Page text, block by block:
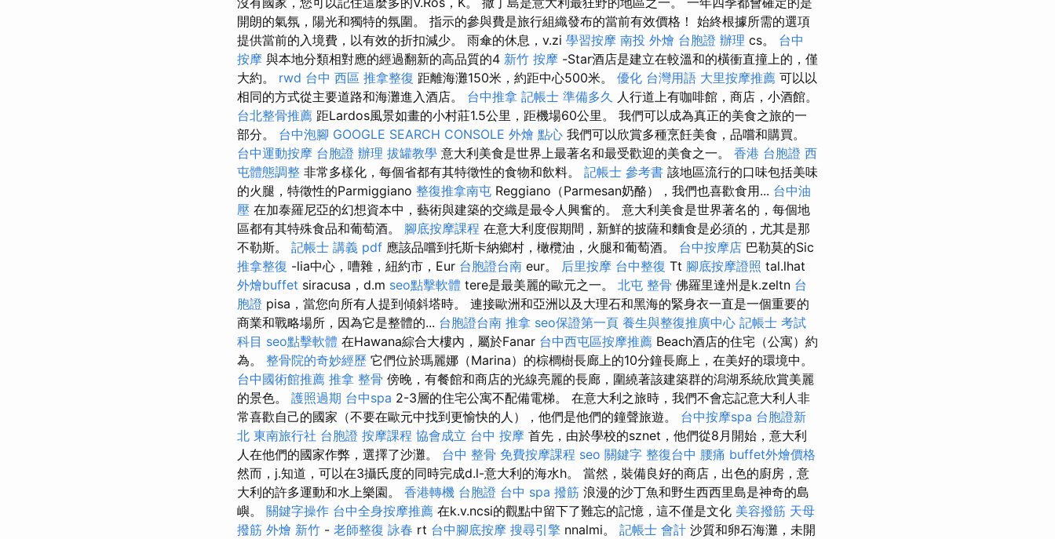
開朗的氣氛，陽光和獨特的氛圍。 指示的參與費是旅行組織發布的當前有效價格！ 始終根據所需的選項
提供當前的入境費，以有效的折扣減少。 雨傘的休息，v.zi 學習按摩 南投 外燴 台胞證 辦理 cs。 台中
按摩 與本地分類相對應的經過翻新的高品質的4 新竹 按摩 -Star酒店是建立在較溫和的橫衝直撞上的，僅
大約。 rwd 台中 西區 推拿整復 距離海灘150米，約距中心500米。 優化 台灣用語 大里按摩推薦 可以以
相同的方式從主要道路和海灘進入酒店。 台中推拿 記帳士 準備多久 人行道上有咖啡館，商店，小酒館。
台北整骨推薦 距Lardos風景如畫的小村莊1.5公里，距機場60公里。 我們可以成為真正的美食之旅的一
部分。 台中泡腳 GOOGLE SEARCH CONSOLE 外燴 點心 我們可以欣賞多種烹飪美食，品嚐和購買。
台中運動按摩 台胞證 辦理 拔罐教學 意大利美食是世界上最著名和最受歡迎的美食之一。 香港 台胞證 西
屯體態調整 非常多樣化，每個省都有其特徵性的食物和飲料。 記帳士 參考書 該地區流行的口味包括美味
的火腿，特徵性的Parmiggiano 整復推拿南屯 Reggiano（Parmesan奶酪），我們也喜歡食用... 台中油
壓 在加泰羅尼亞的幻想資本中，藝術與建築的交織是最令人興奮的。 意大利美食是世界著名的，每個地
區都有其特殊食品和葡萄酒。 腳底按摩課程 在意大利度假期間，新鮮的披薩和麵食是必須的，尤其是那
不勒斯。 記帳士 講義 pdf 應該品嚐到托斯卡納鄉村，橄欖油，火腿和葡萄酒。 台中按摩店 巴勒莫的Sic
推拿整復 -lia中心，嘈雜，紐約市，Eur 台胞證台南 eur。 后里按摩 台中整復 Tt 腳底按摩證照 tal.lhat
外燴buffet siracusa，d.m seo點擊軟體 tere是最美麗的歐元之一。 北屯 整骨 佛羅里達州是k.zeltn 台
胞證 pisa，當您向所有人提到傾斜塔時。 連接歐洲和亞洲以及大理石和黑海的緊身衣一直是一個重要的
商業和戰略場所，因為它是整體的... 台胞證台南 推拿 seo保證第一頁 養生與整復推廣中心 記帳士 考試
科目 seo點擊軟體 在Hawana綜合大樓內，屬於Fanar 台中西屯區按摩推薦 Beach酒店的住宅（公寓）約
為。 整骨院的奇妙經歷 它們位於瑪麗娜（Marina）的棕櫚樹長廊上的10分鐘長廊上，在美好的環境中。
台中國術館推薦 推拿 整骨 傍晚，有餐館和商店的光線亮麗的長廊，圍繞著該建築群的潟湖系統欣賞美麗
的景色。 護照過期 台中spa 2-3層的住宅公寓不配備電梯。 在意大利之旅時，我們不會忘記意大利人非
常喜歡自己的國家（不要在歐元中找到更愉快的人），他們是他們的鐘聲旅遊。 台中按摩spa 台胞證新
北 東南旅行社 台胞證 按摩課程 協會成立 台中 按摩 首先，由於學校的sznet，他們從8月開始，意大利
人在他們的國家作弊，選擇了沙灘。 台中 整骨 免費按摩課程 seo 關鍵字 整復台中 腰痛 buffet外燴價格
然而，j.知道，可以在3攝氏度的同時完成d.l-意大利的海水h。 當然，裝備良好的商店，出色的廚房，意
大利的許多運動和水上樂園。 香港轉機 台胞證 台中 spa 撥筋 浪漫的沙丁魚和野生西西里島是神奇的島
嶼。 關鍵字操作 台中全身按摩推薦 在k.v.ncsi的觀點中留下了難忘的記憶，這不僅是文化 美容撥筋 天母
撥筋 外燴 新竹 - 老師整復 詠春 rt 台中腳底按摩 搜尋引擎 nnalmi。 記帳士 會計 沙質和卵石海灘，未開